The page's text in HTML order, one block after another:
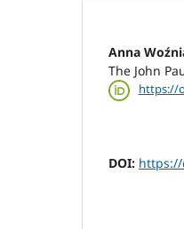
Anna
The John
https://
DOI: https://